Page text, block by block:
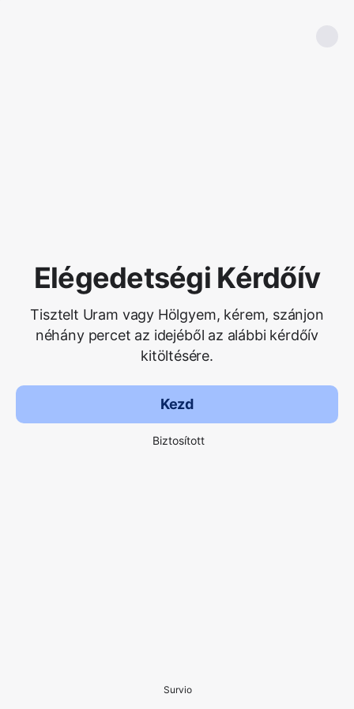
Elégedetségi Kérdőív
Tisztelt Uram vagy Hölgyem, kérem, szánjon
néhány percet az idejéből az alábbi kérdőív
kitöltésére.
Kezd
Biztosított
Survio